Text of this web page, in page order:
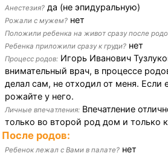
Анестезия? да (не эпидуральную)
Рожали с мужем? нет
Положили ребенка на живот сразу после
Ребенка приложили сразу к груди? нет
Процесс родов: Игорь Иванович
внимательный врач, в процессе
делал сам, не отходил от меня. Если
рожайте у него.
Личные впечатления: Впечатление
только во второй род дом и только
После родов:
Ребенок лежал с Вами в палате? нет